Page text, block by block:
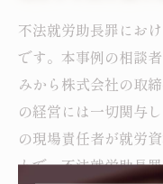
不法就労助長罪にお
です。本事例の相談
みから株式会社の取
の経営には一切関与
の現場責任者が就労
とで、不法就労助長